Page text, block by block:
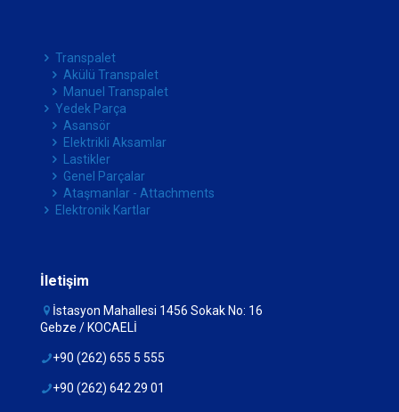
Transpalet
Akülü Transpalet
Manuel Transpalet
Yedek Parça
Asansör
Elektrikli Aksamlar
Lastikler
Genel Parçalar
Ataşmanlar - Attachments
Elektronik Kartlar
İletişim
İstasyon Mahallesi 1456 Sokak No: 16
Gebze / KOCAELİ
+90 (262) 655 5 555
+90 (262) 642 29 01